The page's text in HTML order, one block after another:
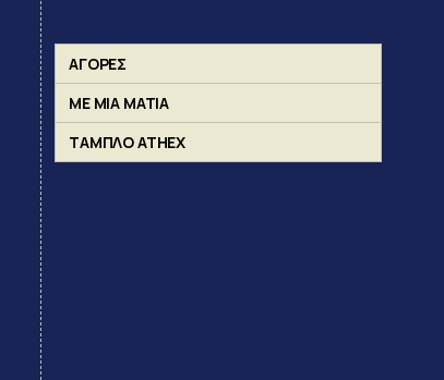
ΑΓΟΡΕΣ
ΜΕ ΜΙΑ ΜΑΤΙΑ
ΤΑΜΠΛΟ ATHEX